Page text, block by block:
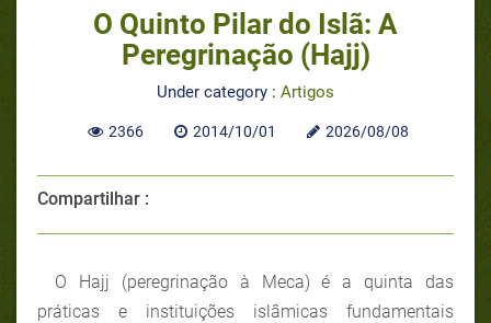
O Quinto Pilar do Islã: A
Peregrinação (Hajj)
Under category : Artigos
2366 2014/10/01 2026/08/08
Compartilhar :
O Hajj (peregrinação à Meca) é a quinta das
práticas e instituições islâmicas fundamentais